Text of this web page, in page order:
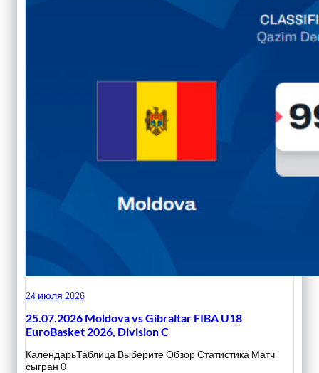
24 июля 2026
25.07.2026 Moldova vs Gibraltar FIBA U18
EuroBasket 2026, Division C
КалендарьТаблица Выберите Обзор Статистика Матч
сыгран 0